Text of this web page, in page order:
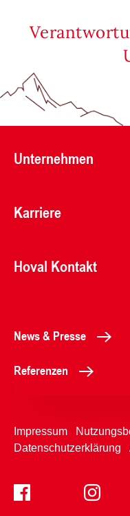
Unternehmen
Karriere
Hoval Kontakt
News & Presse
Referenzen
Impressum
Datenschutzerklärung